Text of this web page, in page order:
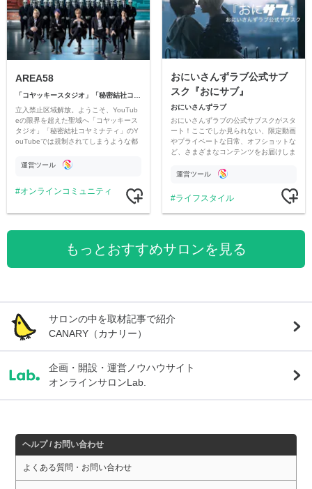
AREA58
「コヤッキースタジオ」「秘密結社コヤミナティ」
立入禁止区域解放。ようこそ、YouTub
eの限界を超えた聖域へ「コヤッキース
タジオ」「秘密結社コヤミナティ」のY
ouTubeでは規制されてしまうような都
公開。
運営ツール
オンラインコミュニティ
おにいさんずラブ公式サブ
スク『おにサブ』
おにいさんずラブ
おにいさんずラブの公式サブスクがスタ
ート！ここでしか見られない、限定動画
やプライベートな日常、オフショットな
ど、さまざまなコンテンツをお届けしま
運営ツール
ライフスタイル
もっとおすすめサロンを見る
サロンの中を取材記事で紹介
CANARY（カナリー）
企画・開設・運営ノウハウサイト
オンラインサロンLab.
ヘルプ / お問い合わせ
よくある質問・お問い合わせ